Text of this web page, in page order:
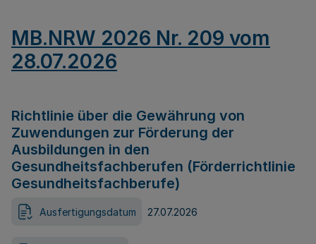
MB.NRW 2026 Nr. 209 vom
28.07.2026
Richtlinie über die Gewährung von
Zuwendungen zur Förderung der
Ausbildungen in den
Gesundheitsfachberufen (Förderrichtlinie
Gesundheitsfachberufe)
Ausfertigungsdatum 27.07.2026